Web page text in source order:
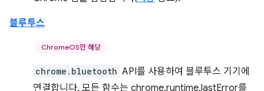
블루투스
ChromeOS만 해당
chrome.bluetooth API를 사용하여 블루투스 기기에
연결합니다. 모든 함수는 chrome.runtime.lastError를